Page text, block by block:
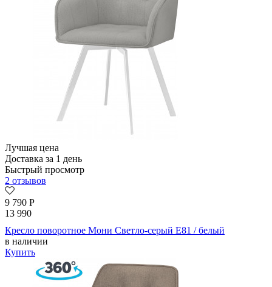
Лучшая цена
Доставка за 1 день
Быстрый просмотр
2 отзывов
9 790 Р
13 990
Кресло поворотное Мони Светло-серый E81 / белый
в наличии
Купить